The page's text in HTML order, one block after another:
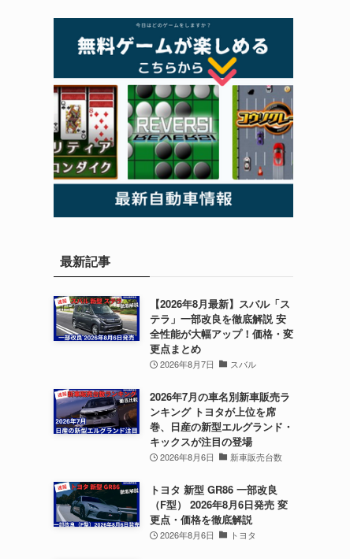
最新記事
【2026年8月最新】スバル「ス
テラ」一部改良を徹底解説 安
全性能が大幅アップ！価格・変
更点まとめ
2026年8月7日 スバル
2026年7月の車名別新車販売ラ
ンキング トヨタが上位を席
巻、日産の新型エルグランド・
キックスが注目の登場
2026年8月6日 新車販売台数
トヨタ 新型 GR86 一部改良
（F型） 2026年8月6日発売 変
更点・価格を徹底解説
2026年8月6日 トヨタ